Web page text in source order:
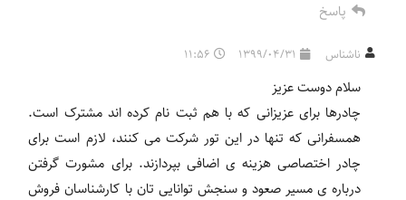
پاسخ
ناشناس 1399/04/31
11:56
سلام دوست عزیز
چادرها برای عزیزانی که با هم ثبت نام کرده اند مشترک است.
همسفرانی که تنها در این تور شرکت می کنند، لازم است برای
چادر اختصاصی هزینه ی اضافی بپردازند. برای مشورت گرفتن
درباره ی مسیر صعود و سنجش توانایی تان با کارشناسان فروش